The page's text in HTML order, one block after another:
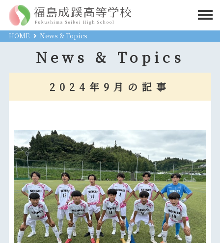
HOME News & Topics
News & Topics
2024年9月の記事